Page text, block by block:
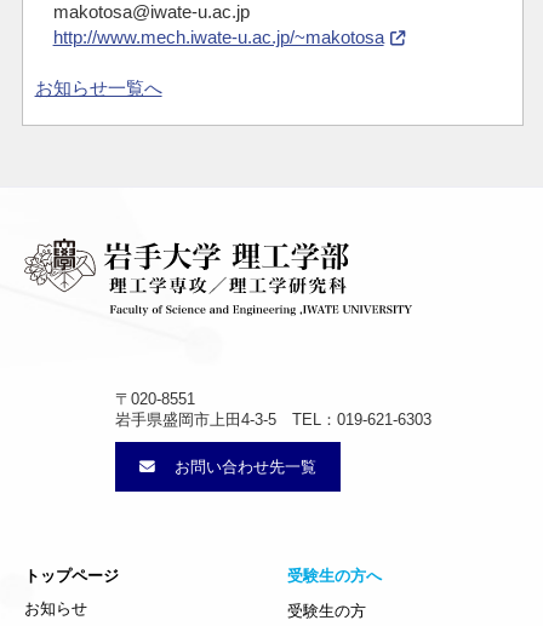
makotosa@iwate-u.ac.jp
http://www.mech.iwate-u.ac.jp/~makotosa
お知らせ一覧へ
〒020-8551
岩手県盛岡市上田4-3-5 TEL：019-621-6303
お問い合わせ先一覧
トップページ
お知らせ
受験生の方へ
受験生の方